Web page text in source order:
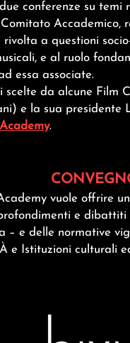
conferenze su
Accademico,
a questioni
e al ruolo
essa associate.
scelte da alcune Film
e la sua presidente
.
vuole offrire
e
e delle normative
e Istituzioni culturali